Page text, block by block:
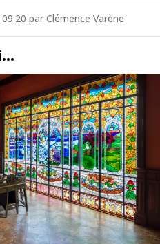
par Clémence Varène